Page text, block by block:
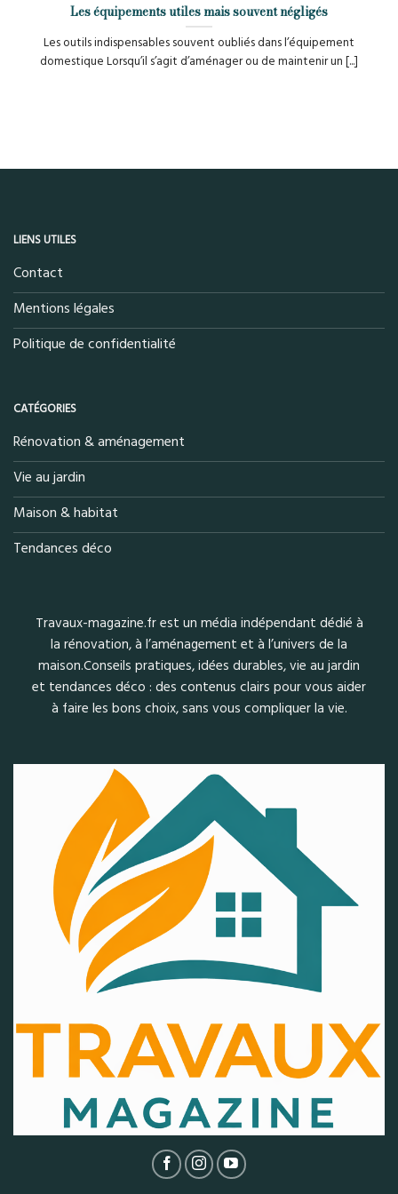
Les équipements utiles mais souvent négligés
Les outils indispensables souvent oubliés dans l’équipement
domestique Lorsqu’il s’agit d’aménager ou de maintenir un [...]
LIENS UTILES
Contact
Mentions légales
Politique de confidentialité
CATÉGORIES
Rénovation & aménagement
Vie au jardin
Maison & habitat
Tendances déco
Travaux-magazine.fr est un média indépendant dédié à
la rénovation, à l’aménagement et à l’univers de la
maison.Conseils pratiques, idées durables, vie au jardin
et tendances déco : des contenus clairs pour vous aider
à faire les bons choix, sans vous compliquer la vie.